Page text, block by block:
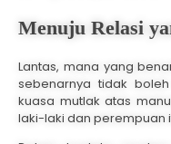
Menuju Relasi
Lantas, mana yang
sebenarnya tidak
kuasa mutlak atas
laki-laki dan perempuan